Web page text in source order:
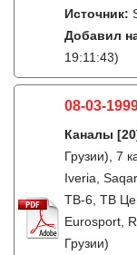
Источник:
Добавил
19:11:43)
08-03-
Каналы
Грузии), 7
Iveria,
ТВ-6, ТВ
Eurosport,
Грузии)